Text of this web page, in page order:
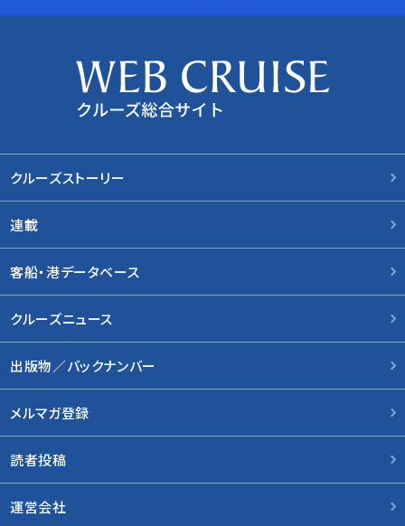
クルーズストーリー
連載
客船・港データベース
クルーズニュース
出版物／バックナンバー
メルマガ登録
読者投稿
運営会社